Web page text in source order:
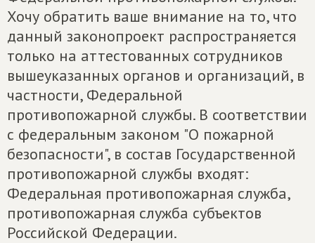
Хочу обратить ваше внимание на то, что
данный законопроект распространяется
только на аттестованных сотрудников
вышеуказанных органов и организаций, в
частности, Федеральной
противопожарной службы. В соответствии
с федеральным законом "О пожарной
безопасности", в состав Государственной
противопожарной службы входят:
Федеральная противопожарная служба,
противопожарная служба субъектов
Российской Федерации.